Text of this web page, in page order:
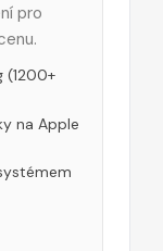
pro
(1200+
na Apple